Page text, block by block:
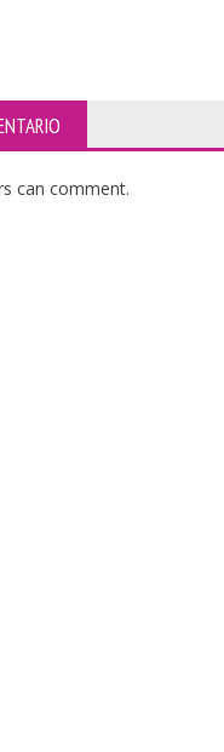
can comment.